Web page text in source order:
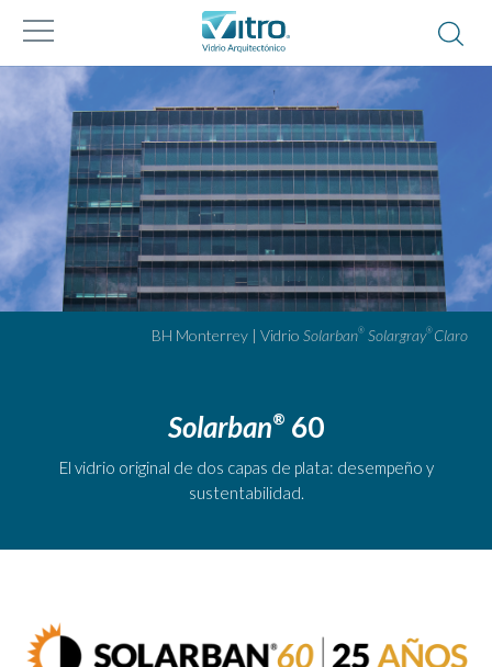
BH Monterrey | Vidrio Solarban®Solargray® Claro
Solarban® 60
El vidrio original de dos capas de plata: desempeño y
sustentabilidad.